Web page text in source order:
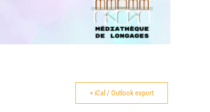
+ iCal / Outlook export